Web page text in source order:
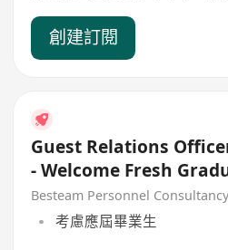
創建訂閱
Guest Relations
- Welcome Fresh
Besteam Personnel
考慮應屆畢業生